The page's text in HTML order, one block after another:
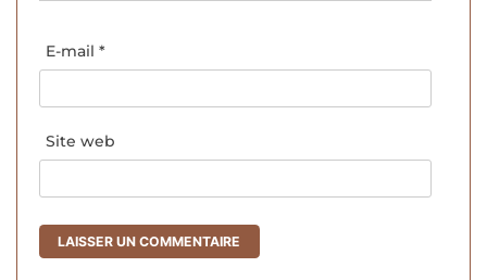
E-mail *
Site web